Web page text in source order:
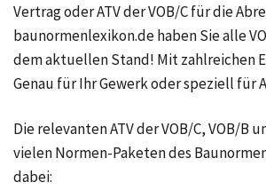
Vertrag oder ATV der VOB/C für die
baunormenlexikon.de haben Sie alle
dem aktuellen Stand! Mit zahlreichen
Genau für Ihr Gewerk oder speziell für
Die relevanten ATV der VOB/C, VOB/B
vielen Normen-Paketen des
dabei: